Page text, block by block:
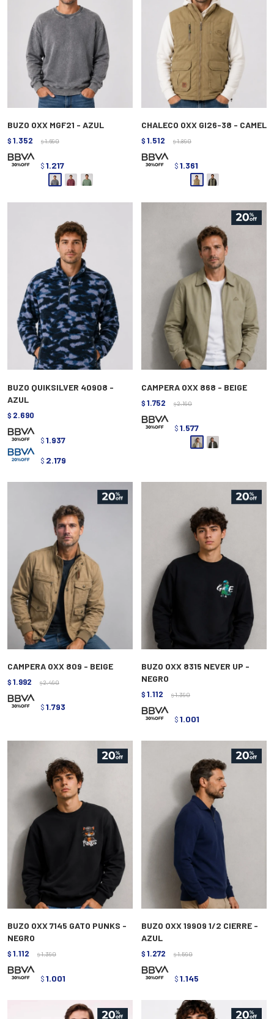
BUZO OXX MGF21 - AZUL
$ 1.352 $ 1.690
$ 1.217
CHALECO OXX GI26-38 - CAMEL
$ 1.512 $ 1.890
$ 1.361
BUZO QUIKSILVER 40908 -
AZUL
$ 2.690
$ 1.937
$ 2.179
CAMPERA OXX 868 - BEIGE
$ 1.752 $ 2.190
$ 1.577
CAMPERA OXX 809 - BEIGE
$ 1.992 $ 2.490
$ 1.793
BUZO OXX 8315 NEVER UP -
NEGRO
$ 1.112 $ 1.390
$ 1.001
BUZO OXX 7145 GATO PUNKS -
NEGRO
$ 1.112 $ 1.390
$ 1.001
BUZO OXX 19909 1/2 CIERRE -
AZUL
$ 1.272 $ 1.590
$ 1.145